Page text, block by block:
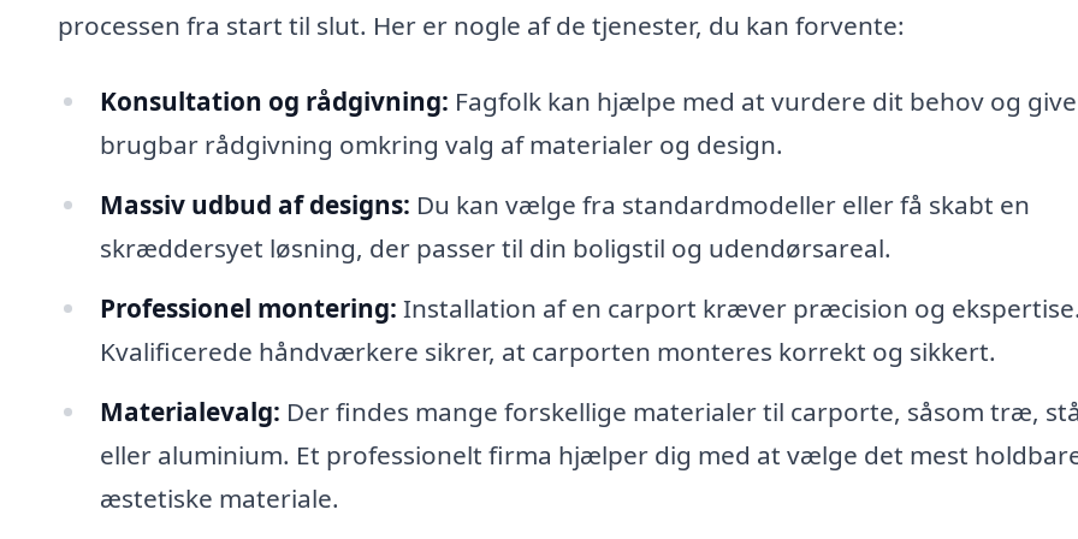
processen fra start til slut. Her er nogle af de tjenester, du kan forvente:
Konsultation og rådgivning: Fagfolk kan hjælpe med at vurdere dit behov og give
brugbar rådgivning omkring valg af materialer og design.
Massiv udbud af designs: Du kan vælge fra standardmodeller eller få skabt en
skræddersyet løsning, der passer til din boligstil og udendørsareal.
Professionel montering: Installation af en carport kræver præcision og ekspertise.
Kvalificerede håndværkere sikrer, at carporten monteres korrekt og sikkert.
Materialevalg: Der findes mange forskellige materialer til carporte, såsom træ,
eller aluminium. Et professionelt firma hjælper dig med at vælge det mest
æstetiske materiale.